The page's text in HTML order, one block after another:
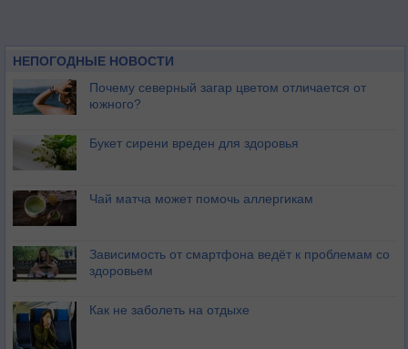
НЕПОГОДНЫЕ НОВОСТИ
Почему северный загар цветом отличается от
южного?
Букет сирени вреден для здоровья
Чай матча может помочь аллергикам
Зависимость от смартфона ведёт к проблемам со
здоровьем
Как не заболеть на отдыхе